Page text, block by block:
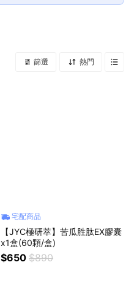
篩選 熱門
宅配商品
【JYC極研萃】苦瓜胜肽EX膠囊
x1盒(60顆/盒)
$650 $890